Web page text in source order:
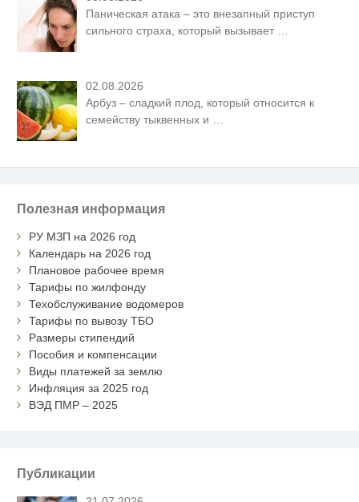
Паническая атака – это внезапный приступ
сильного страха, который вызывает
02.08.2026
Арбуз – сладкий плод, который относится к
семейству тыквенных и
Полезная информация
РУ МЗП на 2026 год
Календарь на 2026 год
Плановое рабочее время
Тарифы по жилфонду
Техобслуживание водомеров
Тарифы по вывозу ТБО
Размеры стипендий
Пособия и компенсации
Виды платежей за землю
Инфляция за 2025 год
ВЭД ПМР – 2025
Публикации